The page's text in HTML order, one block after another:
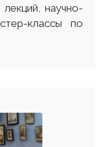
научно-
классы по